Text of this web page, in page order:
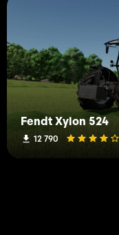
Fendt Xylon 524
12 790